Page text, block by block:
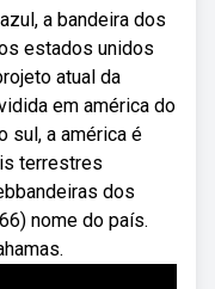
a bandeira dos
estados unidos
atual da
em américa do
sul, a américa é
terrestres
dos
nome do país.